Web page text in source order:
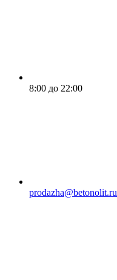
8:00 до 22:00
prodazha@betonolit.ru